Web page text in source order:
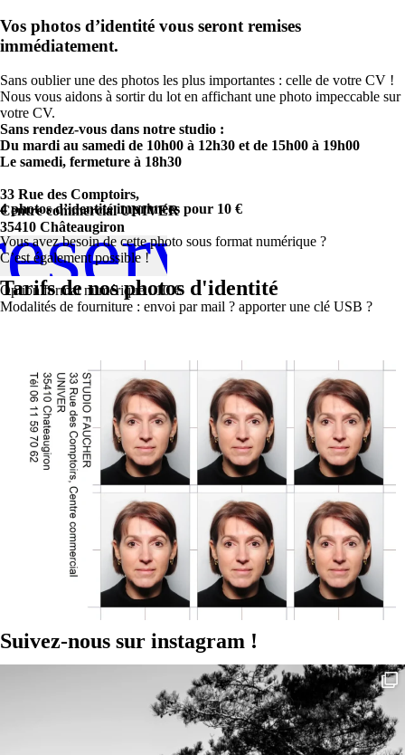
Vos photos d’identité vous seront remises
immédiatement.
Sans oublier une des photos les plus importantes : celle de votre CV !
Nous vous aidons à sortir du lot en affichant une photo impeccable sur
votre CV.
Sans rendez-vous dans notre studio :
Du mardi au samedi de 10h00 à 12h30 et de 15h00 à 19h00
Le samedi, fermeture à 18h30
33 Rue des Comptoirs,
Centre commercial UNIVER
35410 Châteaugiron
!
Tarifs de nos photos d'identité
4 photos d’identité imprimées pour 10 €
Vous avez besoin de cette photo sous format numérique ?
C’est également possible !
Option format numérique : 10 €
Modalités de fourniture : envoi par mail ? apporter une clé USB ?
Suivez-nous sur instagram !